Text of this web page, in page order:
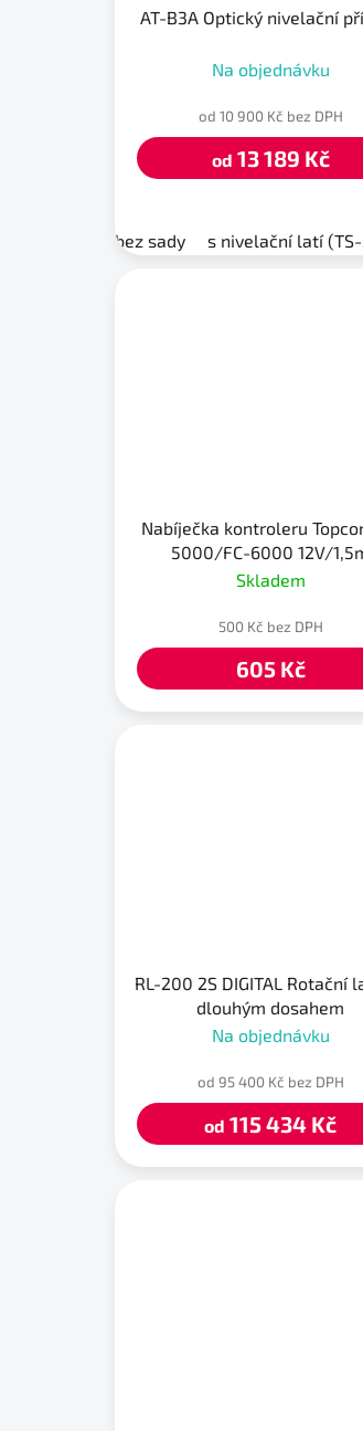
AT-B3A Optický nivelační
Na objednávku
od 10 900 Kč bez DPH
od 13 189 Kč
bez sady s nivelační latí
Nabíječka kontroleru
5000/FC-6000 12V/
Skladem
500 Kč bez DPH
605 Kč
RL-200 2S DIGITAL Rotační
dlouhým dosahem
Na objednávku
od 95 400 Kč bez DPH
od 115 434 Kč